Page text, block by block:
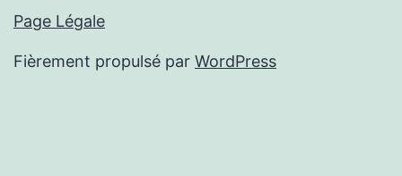
Page Légale
Fièrement propulsé par WordPress